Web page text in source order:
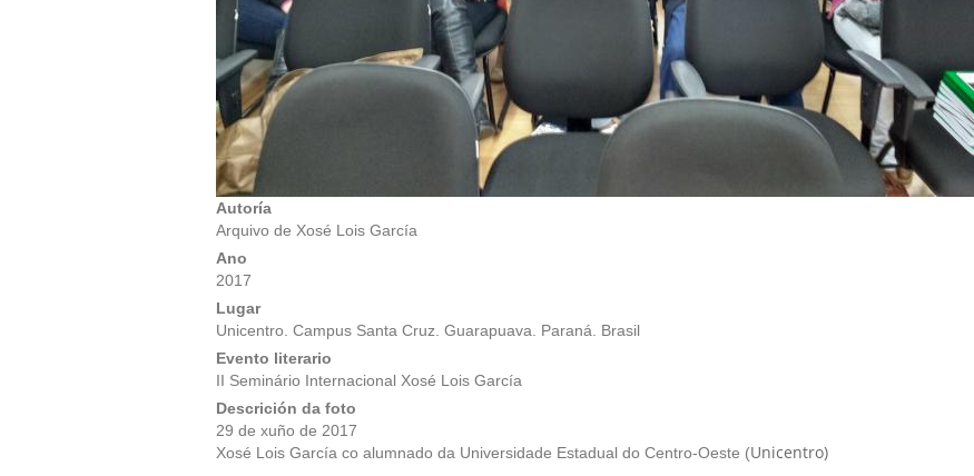
Autoría
Arquivo de Xosé Lois García
Ano
2017
Lugar
Unicentro. Campus Santa Cruz. Guarapuava. Paraná. Brasil
Evento literario
II Seminário Internacional Xosé Lois García
Descrición da foto
29 de xuño de 2017
Xosé Lois García co alumnado da Universidade Estadual do Centro-Oeste (Unicentro)